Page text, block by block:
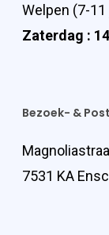
Welpen (7-
Zaterdag :
Bezoek- &
7531 KA